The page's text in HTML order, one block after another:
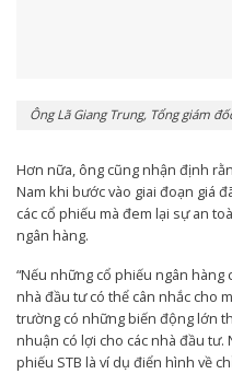
Ông Lã Giang Trung, Tổng giám
Hơn nữa, ông cũng nhận định
Nam khi bước vào giai đoạn giá
các cổ phiếu mà đem lại sự an
ngân hàng.
“Nếu những cổ phiếu ngân hàng
nhà đầu tư có thể cân nhắc cho
trường có những biến động lớn
nhuận có lợi cho các nhà đầu tư.
phiếu STB là ví dụ điển hình về